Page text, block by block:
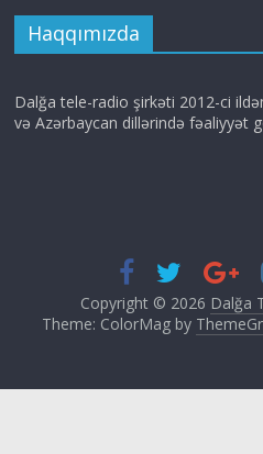
Haqqımızda
Dalğa tele-radio şirkəti 2012-ci
və Azərbaycan dillərində fəaliyyət
Copyright © 2026 Dalğa
Theme: ColorMag by